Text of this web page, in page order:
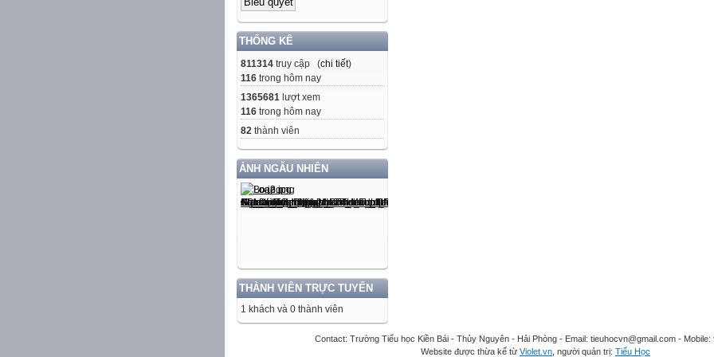
THỐNG KÊ
811314 truy cập (chi tiết)
116 trong hôm nay
1365681 lượt xem
116 trong hôm nay
82 thành viên
ẢNH NGẪU NHIÊN
THÀNH VIÊN TRỰC TUYẾN
1 khách và 0 thành viên
Contact: Trường Tiểu học Kiền Bái - Thủy Nguyên - Hải Phòng - Email: tieuhocvn@gmail.com - Mobile:
Website được thừa kế từ Violet.vn , người quản trị: Tiểu Học